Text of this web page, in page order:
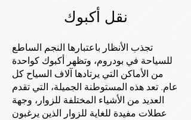
نقل أكبوك
تجذب الأنظار باعتبارها النجم الساطع
للسياحة في بودروم، وتظهر أكبوك كواحدة
من الأماكن التي يرتادها آلاف السياح كل
عام. تعد هذه المستوطنة الجميلة، التي تقدم
العديد من الأشياء المختلفة للزوار، وجهة
عطلات مفيدة للغاية للزوار الذين يرغبون